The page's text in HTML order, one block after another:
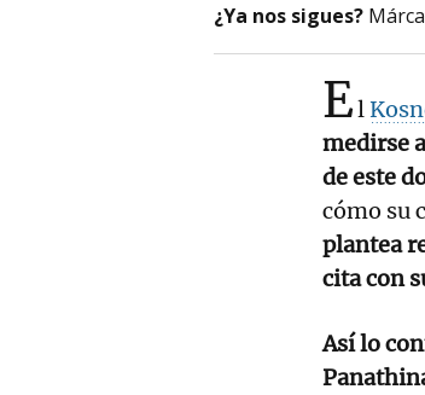
¿Ya nos sigues?
El
medirse
de este
cómo su
plantea
cita con
Así lo